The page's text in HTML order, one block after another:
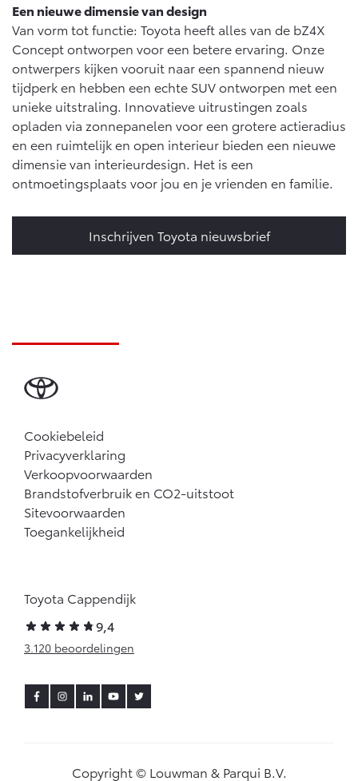
Een nieuwe dimensie van design
Van vorm tot functie: Toyota heeft alles van de bZ4X
Concept ontworpen voor een betere ervaring. Onze
ontwerpers kijken vooruit naar een spannend nieuw
tijdperk en hebben een echte SUV ontworpen met een
unieke uitstraling. Innovatieve uitrustingen zoals
opladen via zonnepanelen voor een grotere actieradius
en een ruimtelijk en open interieur bieden een nieuwe
dimensie van interieurdesign. Het is een
ontmoetingsplaats voor jou en je vrienden en familie.
Inschrijven Toyota nieuwsbrief
Cookiebeleid
Privacyverklaring
Verkoopvoorwaarden
Brandstofverbruik en CO2-uitstoot
Sitevoorwaarden
Toegankelijkheid
Toyota Cappendijk
9,4
3.120 beoordelingen
Copyright © Louwman & Parqui B.V.